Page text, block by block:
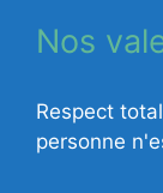
Nos
Respect
personne